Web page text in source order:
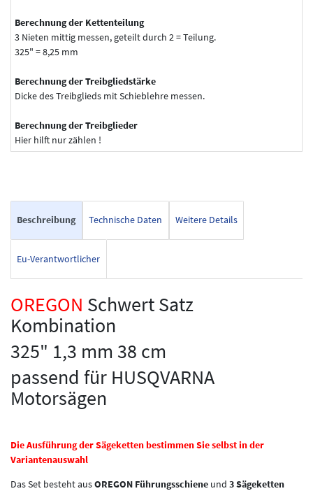
Berechnung der Kettenteilung
3 Nieten mittig messen, geteilt durch 2 = Teilung.
325" = 8,25 mm
Berechnung der Treibgliedstärke
Dicke des Treibglieds mit Schieblehre messen.
Berechnung der Treibglieder
Hier hilft nur zählen !
Beschreibung Technische Daten Weitere Details
Eu-Verantwortlicher
OREGON Schwert Satz
Kombination
325" 1,3 mm 38 cm
passend für HUSQVARNA
Motorsägen
Die Ausführung der Sägeketten bestimmen Sie selbst in der
Variantenauswahl
Das Set besteht ausOREGON Führungsschiene und 3 Sägeketten